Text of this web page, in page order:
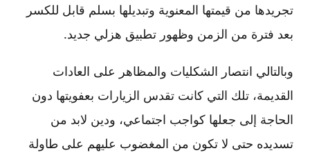
تجريدها من قيمتها المعنوية وتبديلها بسلم قابل للكسر
بعد فترة من الزمن وظهور تطبيق هزلي جديد.
وبالتالي انتصار الشكليات والمظاهر على العادات
القديمة، تلك التي كانت تقدس الزيارات بعفويتها دون
الحاجة إلى جعلها كواجب اجتماعي، ودين لابد من
تسديده حتى لا تكون من المغضوب عليهم على طاولة